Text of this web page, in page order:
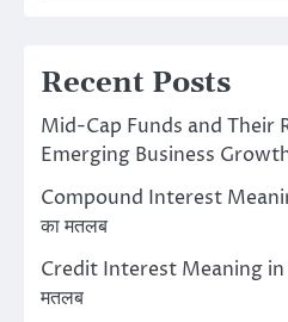
Recent Posts
Mid-Cap Funds and Their
Emerging Business
Compound Interest
का मतलब
Credit Interest Meaning in
मतलब